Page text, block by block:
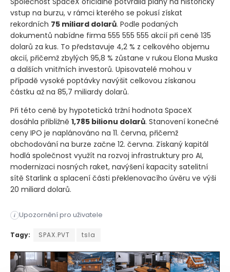
vstup na burzu, v rámci kterého se pokusí získat
rekordních 75 miliard dolarů. Podle podaných
dokumentů nabídne firma 555 555 555 akcií při ceně 135
dolarů za kus. To představuje 4,2 % z celkového objemu
akcií, přičemž zbylých 95,8 % zůstane v rukou Elona Muska
a dalších vnitřních investorů. Upisovatelé mohou v
případě vysoké poptávky navýšit celkovou získanou
částku až na 85,7 miliardy dolarů.
Při této ceně by hypotetická tržní hodnota SpaceX
dosáhla přibližně 1,785 bilionu dolarů. Stanovení konečné
ceny IPO je naplánováno na 11. června, přičemž
obchodování na burze začne 12. června. Získaný kapitál
hodlá společnost využít na rozvoj infrastruktury pro AI,
modernizaci nosných raket, navýšení kapacity satelitní
sítě Starlink a splacení části překlenovacího úvěru ve výši
20 miliard dolarů.
i Upozornění pro uživatele
Společnost SpaceX oficiálně potvrdila plány na historický
Tagy: SPAX.PVT tsla